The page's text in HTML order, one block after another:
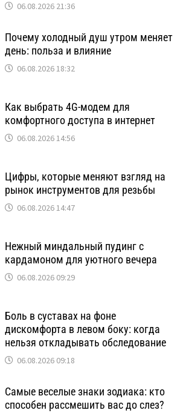
06.08.2026 21:36
Почему холодный душ утром меняет
день: польза и влияние
06.08.2026 18:32
Как выбрать 4G-модем для
комфортного доступа в интернет
06.08.2026 14:56
Цифры, которые меняют взгляд на
рынок инструментов для резьбы
06.08.2026 14:47
Нежный миндальный пудинг с
кардамоном для уютного вечера
06.08.2026 09:29
Боль в суставах на фоне
дискомфорта в левом боку: когда
нельзя откладывать обследование
06.08.2026 09:18
Самые веселые знаки зодиака: кто
способен рассмешить вас до слез?